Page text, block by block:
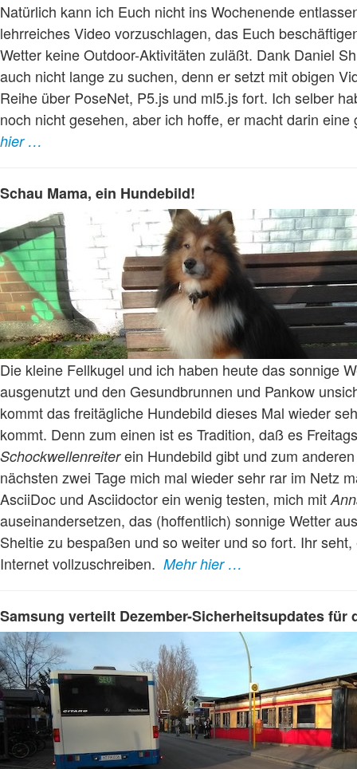
Natürlich kann ich Euch nicht ins Wochenende
lehrreiches Video vorzuschlagen, das Euch
Wetter keine Outdoor-Aktivitäten zuläßt. Dank Daniel
auch nicht lange zu suchen, denn er setzt mit obigen
Reihe über PoseNet, P5.js und ml5.js fort. Ich selber
noch nicht gesehen, aber ich hoffe, er macht darin
hier …
Schau Mama, ein Hundebild!
Die kleine Fellkugel und ich haben heute das sonnige
ausgenutzt und den Gesundbrunnen und Pankow
kommt das freitägliche Hundebild dieses Mal wieder
kommt. Denn zum einen ist es Tradition, daß es
Schockwellenreiterein Hundebild gibt und zum
nächsten zwei Tage mich mal wieder sehr rar im Netz
AsciiDoc und Asciidoctor ein wenig testen, mich mit
auseinandersetzen, das (hoffentlich) sonnige Wetter
Sheltie zu bespaßen und so weiter und so fort. Ihr
Internet vollzuschreiben. Mehr hier …
Samsung verteilt Dezember-Sicherheitsupdates für